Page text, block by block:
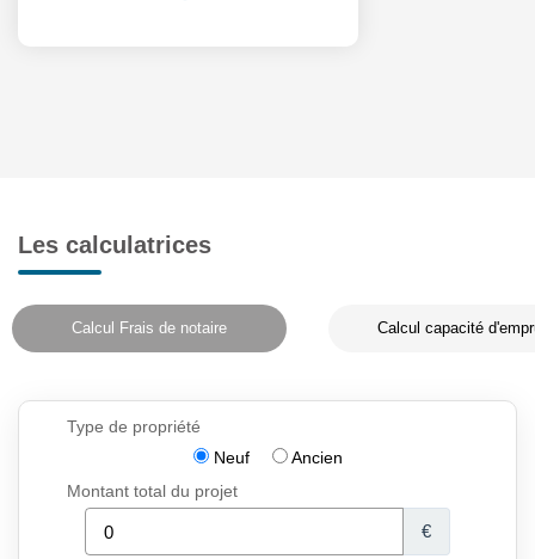
Les calculatrices
Calcul Frais de notaire Calcul capacité